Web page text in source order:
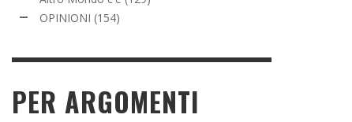
OPINIONI (154)
PER ARGOMENTI